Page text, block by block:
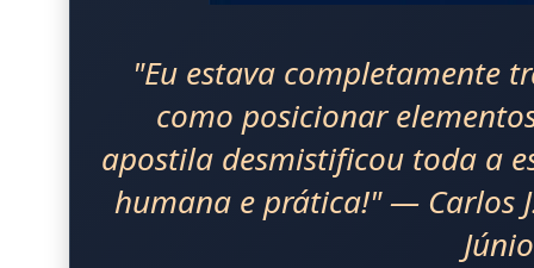
"Eu estava completamente
como posicionar
apostila desmistificou toda a
humana e prática!" — Carlos